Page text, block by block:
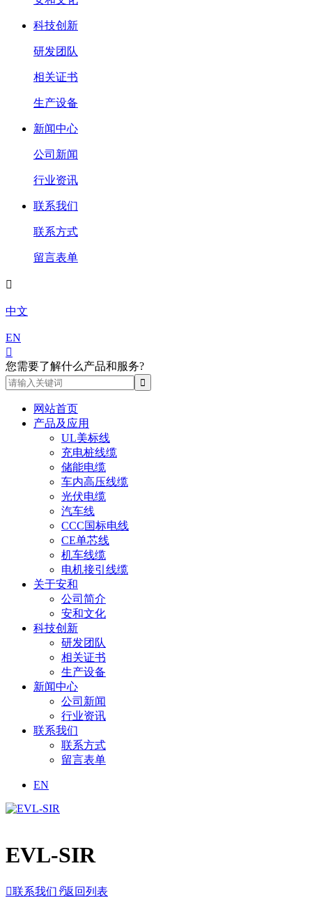
科技创新
研发团队
相关证书
生产设备
新闻中心
公司新闻
行业资讯
联系我们
联系方式
留言表单

中文
EN

您需要了解什么产品和服务?
网站首页
产品及应用
UL美标线
充电桩线缆
储能电缆
车内高压线缆
光伏电缆
汽车线
CCC国标电线
CE单芯线
机车线缆
电机接引线缆
关于安和
公司简介
安和文化
科技创新
研发团队
相关证书
生产设备
新闻中心
公司新闻
行业资讯
联系我们
联系方式
留言表单
EN
EVL-SIR
联系我们 𐃓返回列表